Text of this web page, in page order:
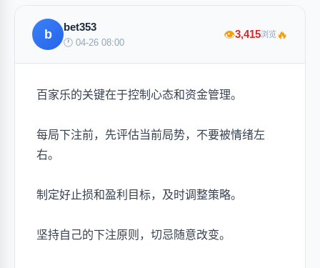
b
bet353
🕐 04-26 08:00
👁3,415浏览🔥
百家乐的关键在于控制心态和资金管理。
每局下注前，先评估当前局势，不要被情绪左
右。
制定好止损和盈利目标，及时调整策略。
坚持自己的下注原则，切忌随意改变。